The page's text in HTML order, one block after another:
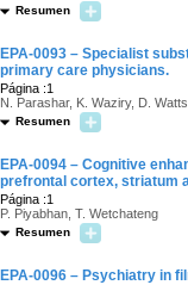
Resumen
EPA-0093 – Specialist
primary care physicians.
Página :1
N. Parashar, K. Waziry, D.
Resumen
EPA-0094 – Cognitive
prefrontal cortex, striatum
Página :1
P. Piyabhan, T. Wetchateng
Resumen
EPA-0096 – Psychiatry in